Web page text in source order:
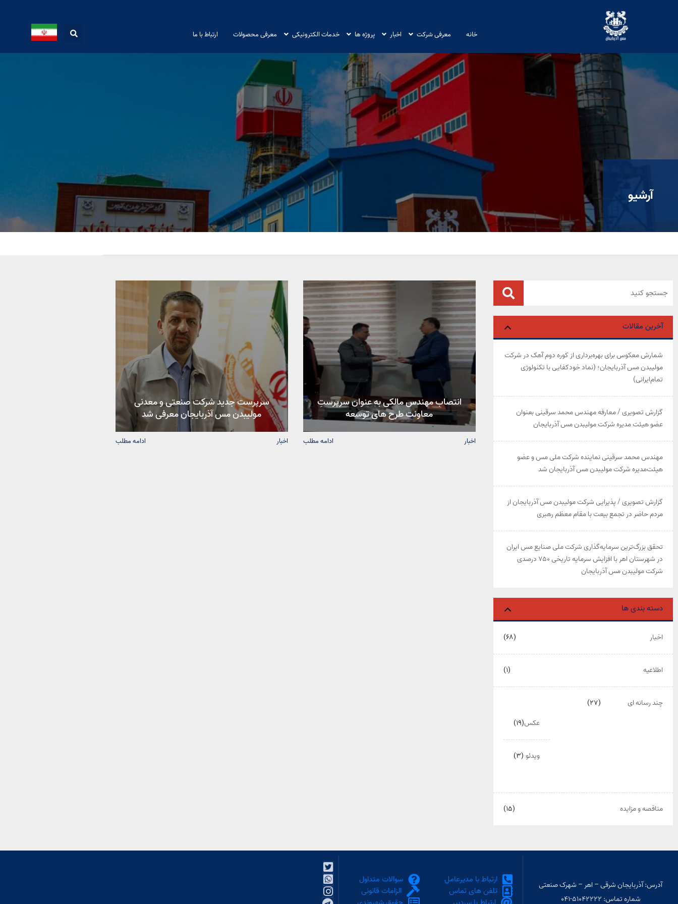
خانه معرفی شرکت اخبار پروژه ها خدمات الکترونیکی معرفی محصولات ارتباط با ما
آرشیو
آخرین مقالات
شمارش معکوس برای بهره‌برداری از کوره دوم آهک در شرکت
مولیبدن مس آذربایجان؛ (نماد خودکفایی با تکنولوژی
تمام‌ایرانی)
گزارش تصویری / معارفه مهندس محمد سرقینی بعنوان
عضو هیئت‌ مدیره شرکت مولیبدن مس آذربایجان
مهندس محمد سرقینی نماینده شرکت ملی مس و عضو
هیئت‌مدیره شرکت مولیبدن مس آذربایجان شد
گزارش تصویری / پذیرایی شرکت مولیبدن مس آذربایجان از
مردم حاضر در تجمع بیعت با مقام معظم رهبری
تحقق بزرگ‌ترین سرمایه‌گذاری شرکت ملی صنایع مس ایران
در شهرستان اهر با افزایش سرمایه تاریخی ۷۵۰ درصدی
شرکت مولیبدن مس آذربایجان
دسته بندی ها
اخبار (۶۸)
اطلاعیه (۱)
چند رسانه ای
(۲۷)
عکس(۱۹)
ویدئو (۳)
مناقصه و مزایده (۱۵)
انتصاب مهندس مالکی به عنوان سرپرستِ
معاونت طرح های توسعه
اخبار ادامه مطلب
سرپرست جدید شرکت صنعتی و معدنی
مولیبدن مس آذربایجان معرفی شد
اخبار ادامه مطلب
آدرس: آذربایجان شرقی – اهر – شهرک صنعتی
شماره تماس: ۵۱۰۴۲۲۲۲-۰۴۱
ارتباط با مدیرعامل
تلفن های تماس
سوالات متداول
الزامات قانونی